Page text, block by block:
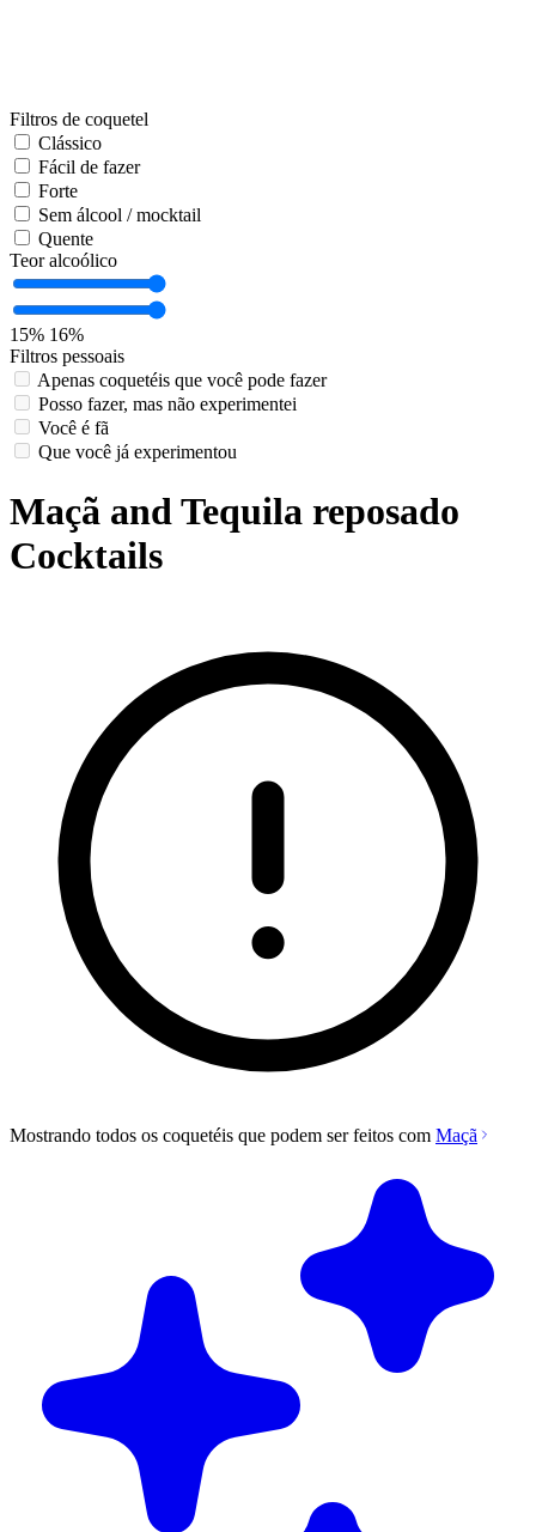
Filtros de coquetel
Clássico
Fácil de fazer
Forte
Sem álcool / mocktail
Quente
Teor alcoólico
15% 16%
Filtros pessoais
Apenas coquetéis que você pode fazer
Posso fazer, mas não experimentei
Você é fã
Que você já experimentou
Maçã and Tequila reposado
Cocktails
Mostrando todos os coquetéis que podem ser feitos com Maçã